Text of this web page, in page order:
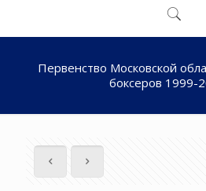
Первенство Московской
боксеров 1999-